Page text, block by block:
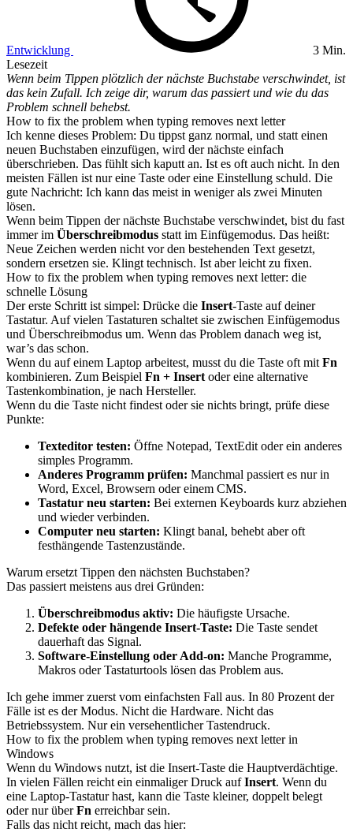
Entwicklung
3 Min.
Lesezeit
Wenn beim Tippen plötzlich der nächste Buchstabe verschwindet, ist
das kein Zufall. Ich zeige dir, warum das passiert und wie du das
Problem schnell behebst.
How to fix the problem when typing removes next letter
Ich kenne dieses Problem: Du tippst ganz normal, und statt einen
neuen Buchstaben einzufügen, wird der nächste einfach
überschrieben. Das fühlt sich kaputt an. Ist es oft auch nicht. In den
meisten Fällen ist nur eine Taste oder eine Einstellung schuld. Die
gute Nachricht: Ich kann das meist in weniger als zwei Minuten
lösen.
Wenn beim Tippen der nächste Buchstabe verschwindet, bist du fast
immer im Überschreibmodus statt im Einfügemodus. Das heißt:
Neue Zeichen werden nicht vor den bestehenden Text gesetzt,
sondern ersetzen sie. Klingt technisch. Ist aber leicht zu fixen.
How to fix the problem when typing removes next letter: die
schnelle Lösung
Der erste Schritt ist simpel: Drücke die Insert-Taste auf deiner
Tastatur. Auf vielen Tastaturen schaltet sie zwischen Einfügemodus
und Überschreibmodus um. Wenn das Problem danach weg ist,
war’s das schon.
Wenn du auf einem Laptop arbeitest, musst du die Taste oft mit Fn
kombinieren. Zum Beispiel Fn + Insert oder eine alternative
Tastenkombination, je nach Hersteller.
Wenn du die Taste nicht findest oder sie nichts bringt, prüfe diese
Punkte:
Texteditor testen: Öffne Notepad, TextEdit oder ein anderes
simples Programm.
Anderes Programm prüfen: Manchmal passiert es nur in
Word, Excel, Browsern oder einem CMS.
Tastatur neu starten: Bei externen Keyboards kurz abziehen
und wieder verbinden.
Computer neu starten: Klingt banal, behebt aber oft
festhängende Tastenzustände.
Warum ersetzt Tippen den nächsten Buchstaben?
Das passiert meistens aus drei Gründen:
Überschreibmodus aktiv: Die häufigste Ursache.
Defekte oder hängende Insert-Taste: Die Taste sendet
dauerhaft das Signal.
Software-Einstellung oder Add-on: Manche Programme,
Makros oder Tastaturtools lösen das Problem aus.
Ich gehe immer zuerst vom einfachsten Fall aus. In 80 Prozent der
Fälle ist es der Modus. Nicht die Hardware. Nicht das
Betriebssystem. Nur ein versehentlicher Tastendruck.
How to fix the problem when typing removes next letter in
Windows
Wenn du Windows nutzt, ist die Insert-Taste die Hauptverdächtige.
In vielen Fällen reicht ein einmaliger Druck aufInsert. Wenn du
eine Laptop-Tastatur hast, kann die Taste kleiner, doppelt belegt
oder nur überFn erreichbar sein.
Falls das nicht reicht, mach das hier: